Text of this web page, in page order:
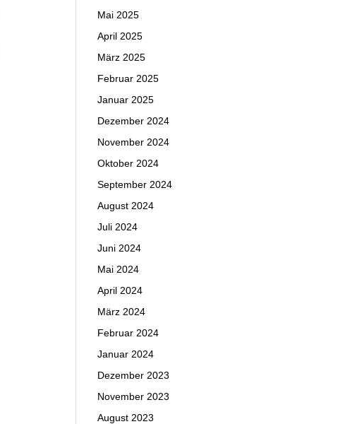
Mai 2025
April 2025
März 2025
Februar 2025
Januar 2025
Dezember 2024
November 2024
Oktober 2024
September 2024
August 2024
Juli 2024
Juni 2024
Mai 2024
April 2024
März 2024
Februar 2024
Januar 2024
Dezember 2023
November 2023
August 2023